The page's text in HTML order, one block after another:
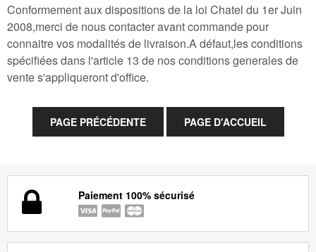
Conformement aux dispositions de la loi Chatel du 1er Juin
2008,merci de nous contacter avant commande pour
connaitre vos modalités de livraison.A défaut,les conditions
spécifiées dans l'article 13 de nos conditions generales de
vente s'appliqueront d'office.
Paiement 100% sécurisé